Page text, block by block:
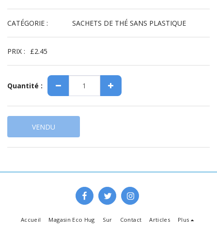
CATÉGORIE : SACHETS DE THÉ SANS PLASTIQUE
PRIX : £2.45
Quantité :
VENDU
Accueil Magasin Eco Hug Sur Contact Articles Plus